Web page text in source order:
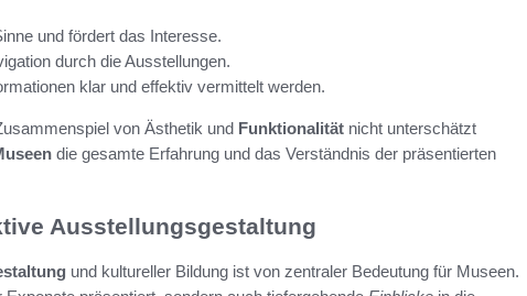
und fördert das Interesse.
durch die Ausstellungen.
klar und effektiv vermittelt werden.
von Ästhetik und Funktionalität nicht unterschätzt
die gesamte Erfahrung und das Verständnis der präsentierten
Ausstellungsgestaltung
und kultureller Bildung ist von zentraler Bedeutung für Museen.